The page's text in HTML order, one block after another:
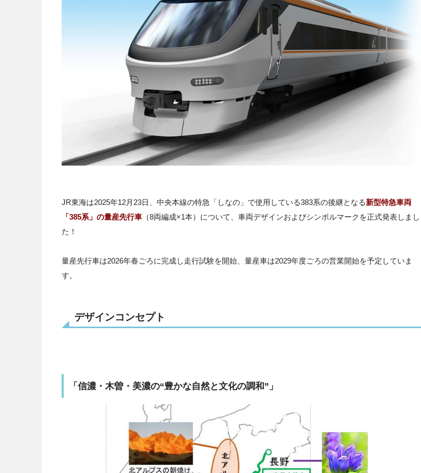
JR東海は2025年12月23日、中央本線の特急「しなの」で使用している383系の後継となる新型特急車両
「385系」の量産先行車 （8両編成×1本）について、車両デザインおよびシンボルマークを正式発表しまし
た！
量産先行車は2026年春ごろに完成し走行試験を開始、量産車は2029年度ごろの営業開始を予定していま
す。
デザインコンセプト
「信濃・木曽・美濃の“豊かな自然と文化の調和”」